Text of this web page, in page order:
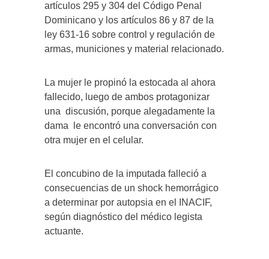
artículos 295 y 304 del Código Penal
Dominicano y los artículos 86 y 87 de la
ley 631-16 sobre control y regulación de
armas, municiones y material relacionado.
La mujer le propinó la estocada al ahora
fallecido, luego de ambos protagonizar
una discusión, porque alegadamente la
dama
le encontró una conversación con
otra mujer en el celular.
El concubino de la imputada falleció a
consecuencias de un shock hemorrágico
a determinar por autopsia en el INACIF,
según diagnóstico del médico legista
actuante.